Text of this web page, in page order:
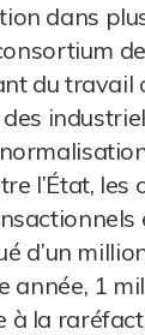
dans
du
l’État,
d’un
année, 1
la